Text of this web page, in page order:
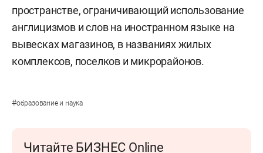
пространстве, ограничивающий использование
англицизмов и слов на иностранном языке на
вывесках магазинов, в названиях жилых
комплексов, поселков и микрорайонов.
#образование и наука
Читайте БИЗНЕС Online